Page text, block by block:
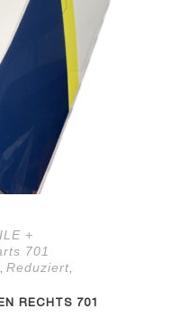
+
701
, Reduziert,
RECHTS 701